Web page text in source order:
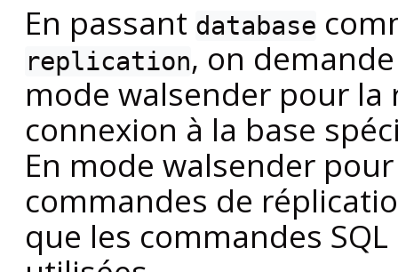
En passant database
replication, on
mode walsender pour
connexion à la base
En mode walsender
commandes de
que les commandes